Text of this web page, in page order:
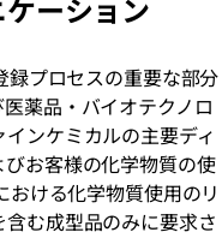
ーション
録プロセスの重要な部分
薬品・バイオテクノロ
ンケミカルの主要ディ
お客様の化学物質の使
おける化学物質使用のリ
む成型品のみに要求さ